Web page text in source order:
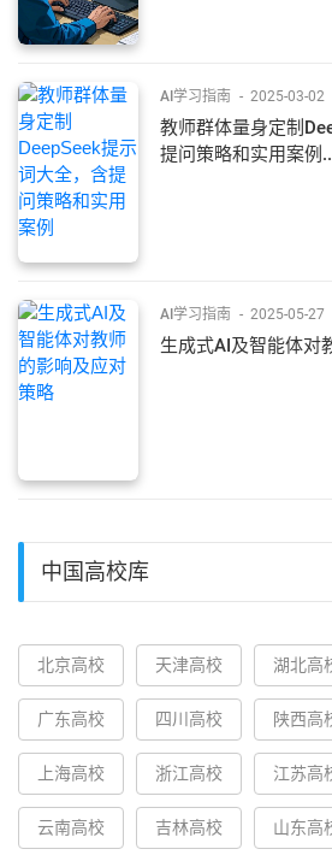
AI学习指南 - 2025-03-02
教师群体量身定制
提问策略和实用案例
AI学习指南 - 2025-05-27
生成式AI及智能体对
中国高校库
北京高校 天津高校 湖北高
广东高校 四川高校 陕西高
上海高校 浙江高校 江苏高
云南高校 吉林高校 山东高